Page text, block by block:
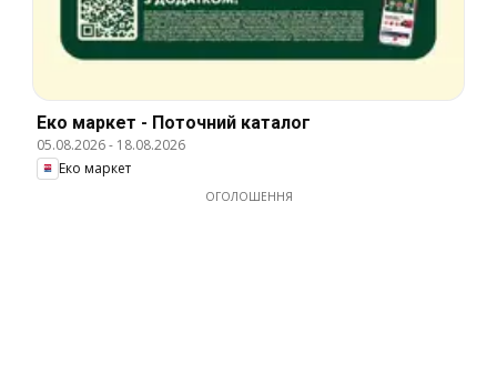
Еко маркет - Поточний каталог
05.08.2026- 18.08.2026
Еко маркет
ОГОЛОШЕННЯ